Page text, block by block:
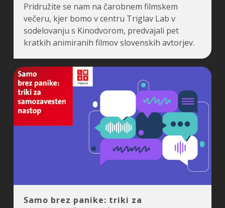
Pridružite se nam na čarobnem filmskem
večeru, kjer bomo v centru Triglav Lab v
sodelovanju s Kinodvorom, predvajali pet
kratkih animiranih filmov slovenskih avtorjev.
Samo brez panike: triki za